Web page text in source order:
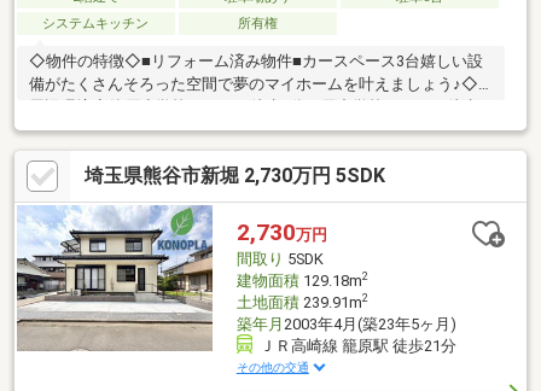
システムキッチン
所有権
◇物件の特徴◇■リフォーム済み物件■カースペース3台嬉しい設
備がたくさんそろった空間で夢のマイホームを叶えましょう♪◇
24分ベルクまで 徒歩5分生活環境の整った満足な立地です☆
〇●〇アップルホームの魅力〇●〇１）全員不動産経験豊富なプロ
集団！お任せください２）ポータルサイトに掲載されていない物
件情報も多数有！地域密着の担当スタッフにお気軽にご相談下さ
い！３）住宅ローン相談無料で受付致します！４）即日・平日・
夜間のご対応も可能
埼玉県熊谷市新堀 2,730万円 5SDK
2,730万円
間取り 5SDK
建物面積129.18m2
土地面積239.91m2
築年月 2003年4月(築23年5ヶ月)
ＪＲ高崎線 籠原駅 徒歩21分
その他の交通